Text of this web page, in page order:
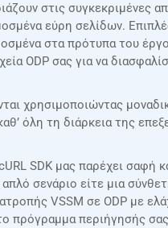
στις συγκεκριμένες
εύρη σελίδων.
στα πρότυπα του
ODP σας για να
χρησιμοποιώντας
όλη τη διάρκεια της
SDK μας παρέχει σαφή
σενάριο είτε μια
VSSM σε ODP με
πρόγραμμα περιήγησής